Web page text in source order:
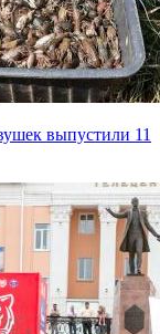
выпустили 11